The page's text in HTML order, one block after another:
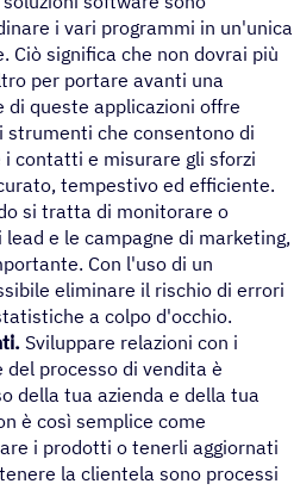
i vari programmi in un'unica
Ciò significa che non dovrai più
per portare avanti una
di queste applicazioni offre
che consentono di
contatti e misurare gli sforzi
tempestivo ed efficiente.
si tratta di monitorare o
e le campagne di marketing,
Con l'uso di un
eliminare il rischio di errori
a colpo d'occhio.
Sviluppare relazioni con i
processo di vendita è
della tua azienda e della tua
è così semplice come
i prodotti o tenerli aggiornati
la clientela sono processi